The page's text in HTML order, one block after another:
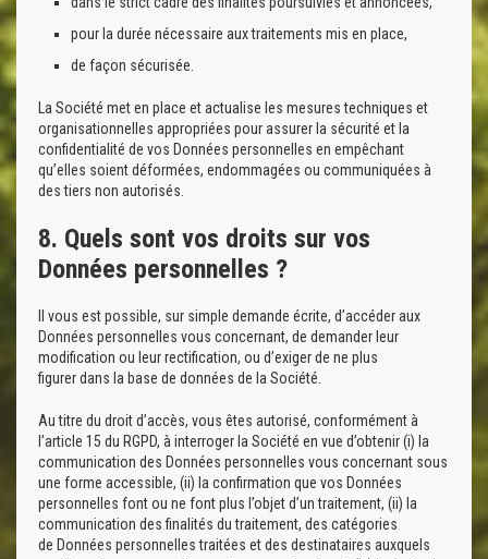
pour la durée nécessaire aux traitements mis en place,
de façon sécurisée.
La Société met en place et actualise les mesures techniques et
organisationnelles appropriées pour assurer la sécurité et la
confidentialité de vos Données personnelles en empêchant
qu’elles soient déformées, endommagées ou communiquées à
des tiers non autorisés.
8. Quels sont vos droits sur vos
Données personnelles ?
Il vous est possible, sur simple demande écrite, d’accéder aux
Données personnelles vous concernant, de demander leur
modification ou leur rectification, ou d’exiger de ne plus
figurer dans la base de données de la Société.
Au titre du droit d’accès, vous êtes autorisé, conformément à
l’article 15 du RGPD, à interroger la Société en vue d’obtenir (i) la
communication des Données personnelles vous concernant sous
une forme accessible, (ii) la confirmation que vos Données
personnelles font ou ne font plus l’objet d’un traitement, (ii) la
communication des finalités du traitement, des catégories
de Données personnelles traitées et des destinataires auxquels